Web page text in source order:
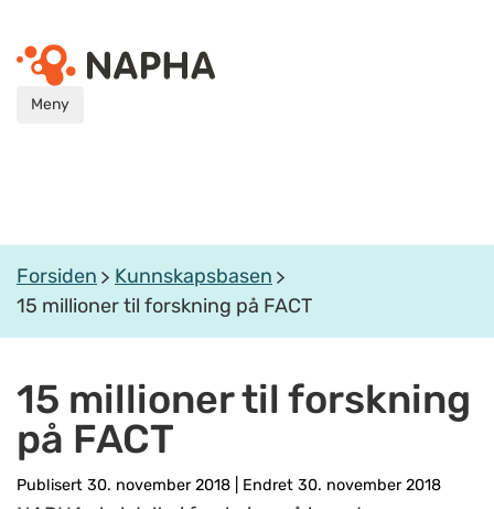
Meny
Forsiden
Kunnskapsbasen
15 millioner til forskning på FACT
15 millioner til forskning
på FACT
Publisert 30. november 2018 Endret 30. november 2018